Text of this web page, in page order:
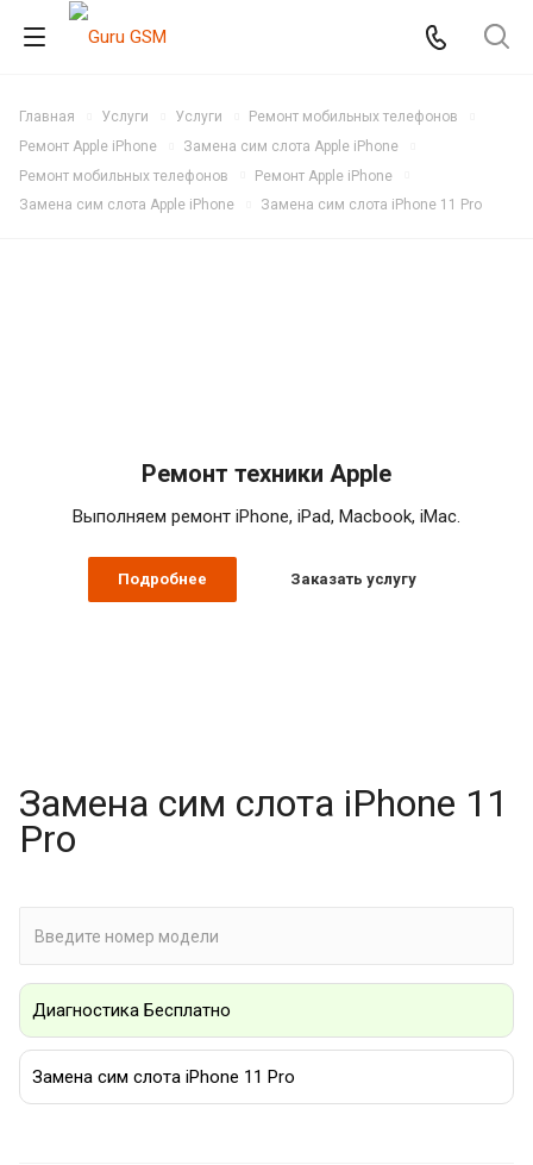
Главная Услуги Услуги
Ремонт мобильных телефонов
Ремонт Apple iPhone
Замена сим слота Apple iPhone
Ремонт мобильных телефонов
Ремонт Apple iPhone
Замена сим слота Apple iPhone
Замена сим слота iPhone 11 Pro
Ремонт техники Apple
Выполняем ремонт iPhone, iPad, Macbook, iMac.
Подробнее Заказать услугу
Замена сим слота iPhone 11
Pro
Диагностика Бесплатно
Замена сим слота iPhone 11 Pro